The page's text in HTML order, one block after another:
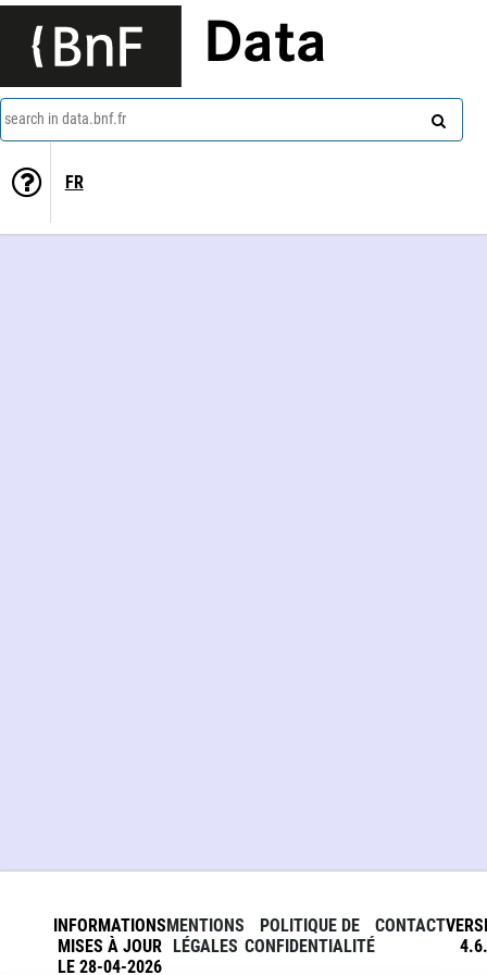
Data
search in data.bnf.fr
FR
INFORMATIONS
MISES À JOUR
LE 28-04-2026
MENTIONS
LÉGALES
POLITIQUE DE
CONFIDENTIALITÉ
CONTACT